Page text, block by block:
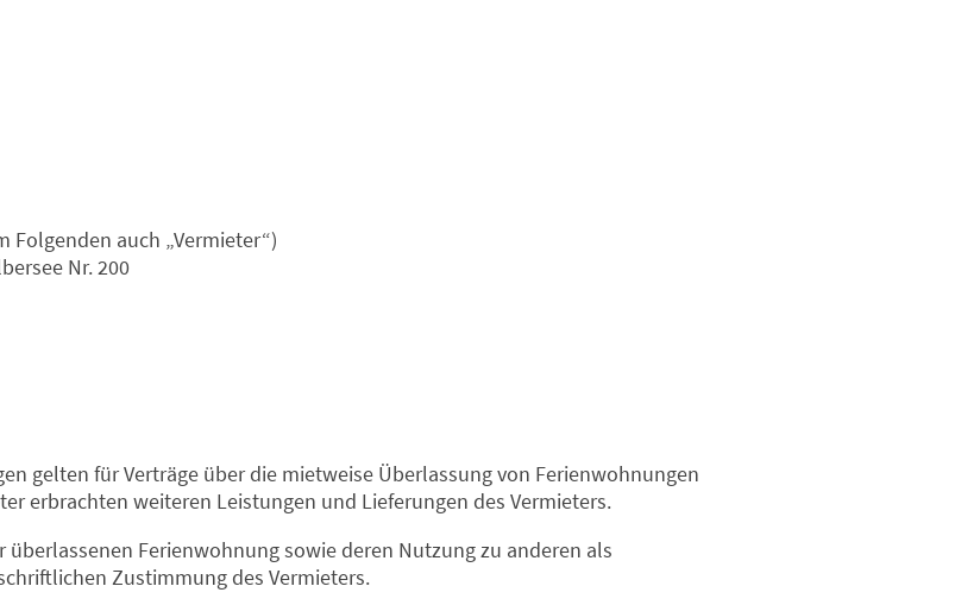
auch „Vermieter“)
Nr. 200
gelten für Verträge über die mietweise Überlassung von Ferienwohnungen
erbrachten weiteren Leistungen und Lieferungen des Vermieters.
überlassenen Ferienwohnung sowie deren Nutzung zu anderen als
Zustimmung des Vermieters.